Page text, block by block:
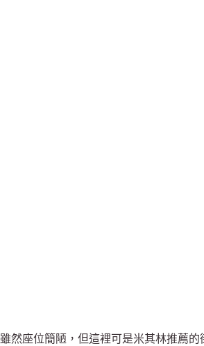
雖然座位簡陋，但這裡可是米其林推薦的